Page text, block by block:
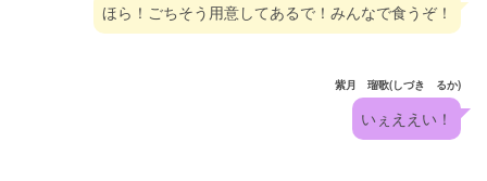
ほら！ごちそう用意してあるで！みんなで食うぞ！
紫月 瑠歌(しづき るか)
いぇええい！